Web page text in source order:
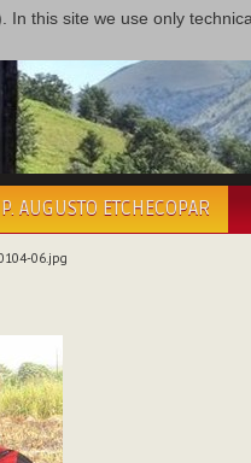
this site we use only
P. AUGUSTO ETCHECOPAR
06.jpg